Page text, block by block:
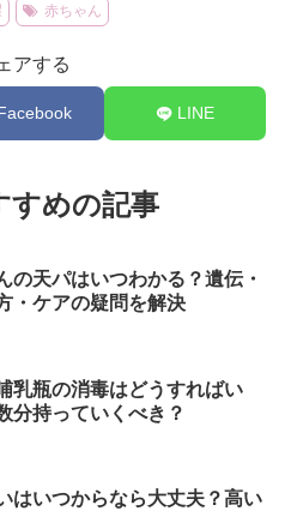
赤ちゃん
アする
LINE
すめの記事
の天パはいつわかる？遺伝・
・ケアの疑問を解決
乳瓶の消毒はどうすればい
分持っていくべき？
はいつからなら大丈夫？高い